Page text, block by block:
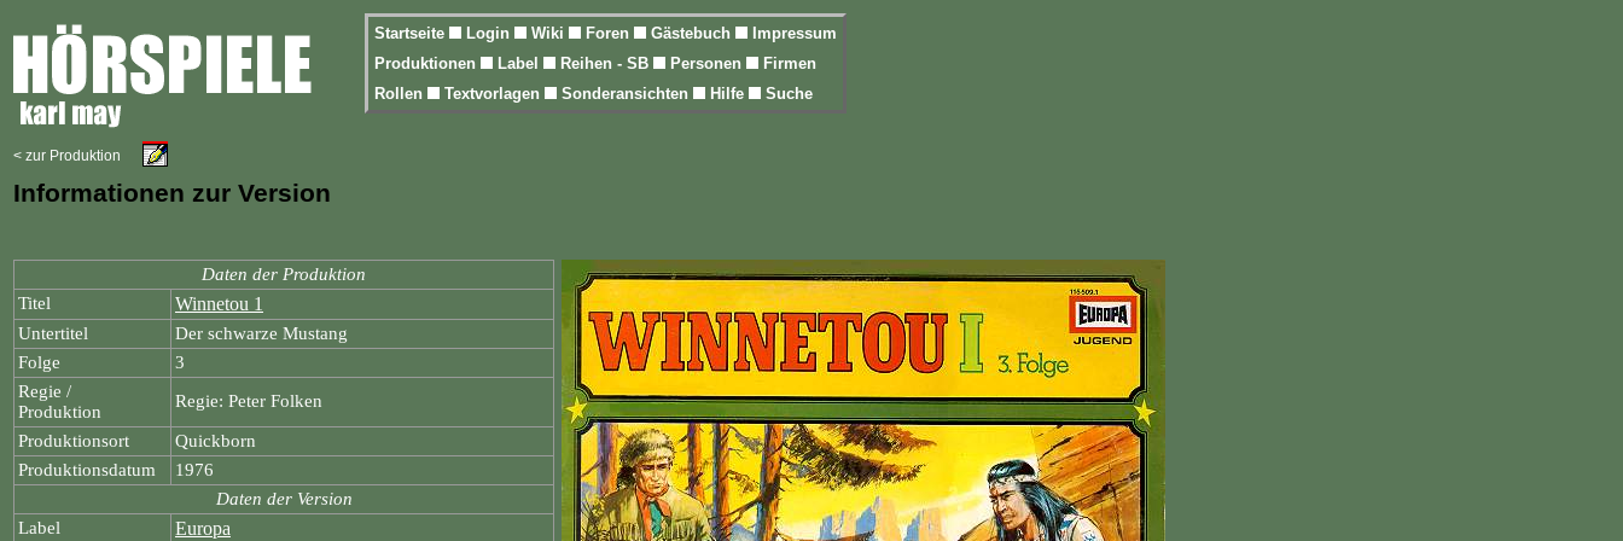
Startseite Login Wiki Foren Gästebuch
Impressum
Produktionen
Label Reihen - SB Personen
Firmen
Rollen
Textvorlagen Sonderansichten Hilfe Suche
< zur Produktion
Informationen zur Version
Daten der Produktion
Titel
Winnetou 1
Untertitel
Der schwarze Mustang
Folge
3
Regie /
Produktion
Regie: Peter Folken
Produktionsort
Quickborn
Produktionsdatum
1976
Daten der Version
Label
Europa